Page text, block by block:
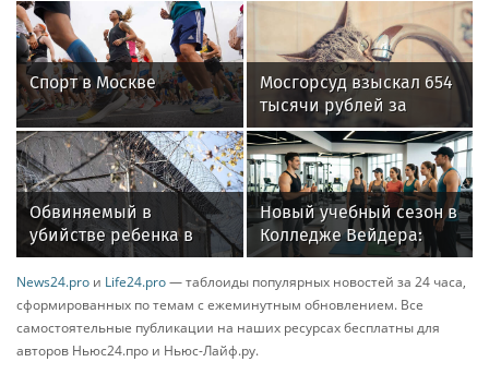
Спорт в Москве
Мосгорсуд взыскал 654
тысячи рублей за
залив квартиры из-за
открывшей кран кошки
Обвиняемый в
убийстве ребенка в
Петербурге Жилкин
содержится в
одиночной камере
Новый учебный сезон в
Колледже Вейдера:
стартовали очные
программы подготовки
фитнес-тренеров и
специалистов
News24.pro и Life24.pro— таблоиды популярных новостей за 24 часа,
сформированных по темам с ежеминутным обновлением. Все
самостоятельные публикации на наших ресурсах бесплатны для
авторов Ньюс24.про и Ньюс-Лайф.ру.